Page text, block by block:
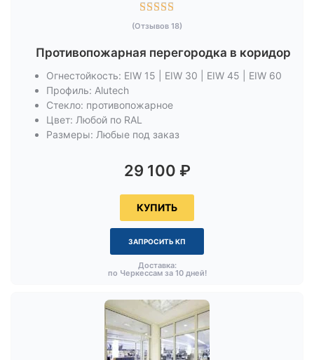

(Отзывов 18)
Противопожарная перегородка в коридор
Огнестойкость: EIW 15 | EIW 30 | EIW 45 | EIW 60
Профиль: Alutech
Стекло: противопожарное
Цвет: Любой по RAL
Размеры: Любые под заказ
29 100 ₽
КУПИТЬ
ЗАПРОСИТЬ КП
Доставка:
по Черкессам за 10 дней!